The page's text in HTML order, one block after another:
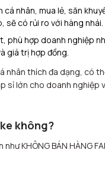
nhân, mua lẻ, săn
sẽ có rủi ro với hàng nhái.​
phù hợp doanh nghiệp
giá trị hợp đồng.​
nhân thích đa dạng, có
sỉ lớn cho doanh nghiệp
không?
KHÔNG BÁN HÀNG